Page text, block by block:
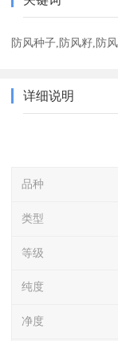
防风种子,防风籽,防
详细说明
品种
类型
等级
纯度
净度